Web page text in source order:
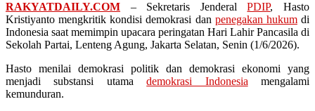
RAKYATDAILY.COM – Sekretaris JenderalPDIP, Hasto
Kristiyanto mengkritik kondisi demokrasi dan penegakan hukumdi
Indonesia saat memimpin upacara peringatan Hari Lahir Pancasila di
Sekolah Partai, Lenteng Agung, Jakarta Selatan, Senin (1/6/2026).
Hasto menilai demokrasi politik dan demokrasi ekonomi yang
menjadi substansi utamademokrasi Indonesia mengalami
kemunduran.